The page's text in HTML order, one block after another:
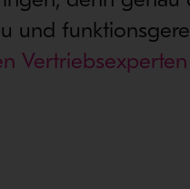
und
Vertriebsexperten